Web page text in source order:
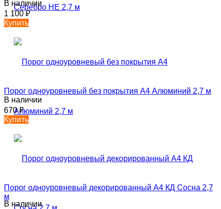
В наличии
1 100₽
Купить
Порог одноуровневый без покрытия А4 Алюминий 2,7 м
В наличии
670₽
Купить
Порог одноуровневый декорированный А4 КД Сосна 2,7
м
В наличии